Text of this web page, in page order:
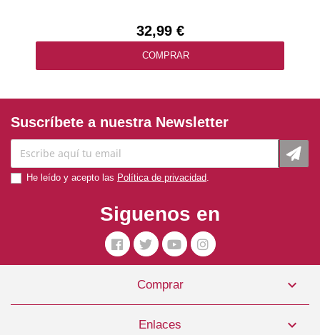
32,99 €
COMPRAR
Arnés Perro Verde Neón Mini Julius K9 IDC
25,99 €
Suscríbete a nuestra Newsletter
He leído y acepto las Política de privacidad
Siguenos en
Comprar 
Enlaces 